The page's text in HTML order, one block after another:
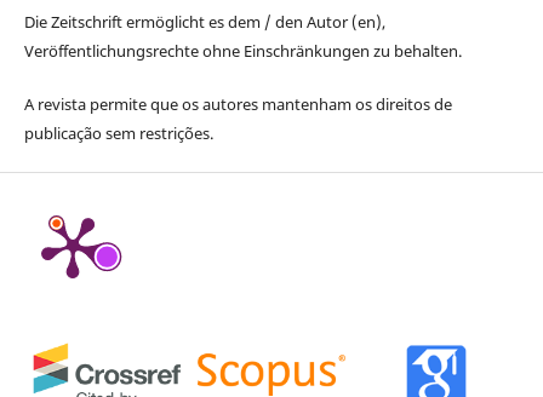
Die Zeitschrift ermöglicht es dem / den Autor (en),
Veröffentlichungsrechte ohne Einschränkungen zu behalten.
A revista permite que os autores mantenham os direitos de
publicação sem restrições.